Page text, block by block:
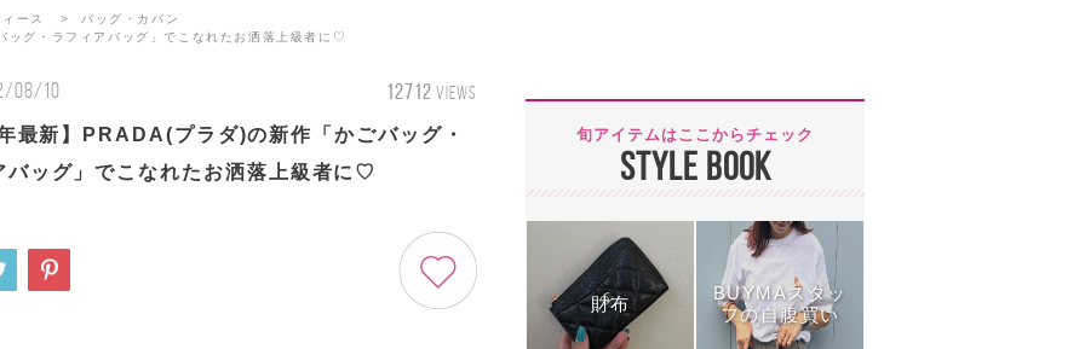
ース
バッグ・カバン
グ・ラフィアバッグ」でこなれたお洒落上級者に♡
08/10 12712 VIEWS
最新】PRADA(プラダ)の新作「かごバッグ・
バッグ」でこなれたお洒落上級者に♡
旬アイテムはここからチェック
STYLE BOOK
財布
BUYMAスタッ
フの自腹買い